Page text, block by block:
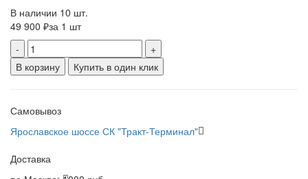
В наличии 10 шт.
49 900 ₽за 1 шт
-
+
В корзину
Купить в один клик
Самовывоз
Ярославское шоссе СК "Тракт-Терминал"
Доставка